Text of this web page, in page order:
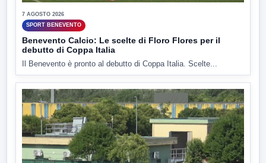
7 AGOSTO 2026
SPORT BENEVENTO
Benevento Calcio: Le scelte di Floro Flores per il
debutto di Coppa Italia
Il Benevento è pronto al debutto di Coppa Italia. Scelte...